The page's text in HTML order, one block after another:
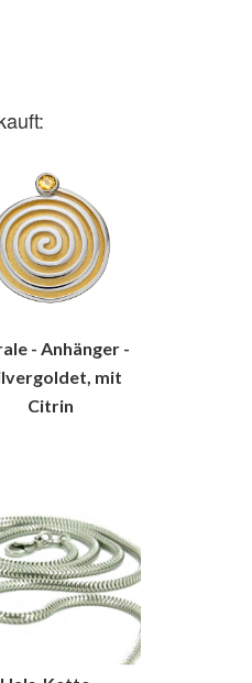
- Anhänger -
mit
Citrin